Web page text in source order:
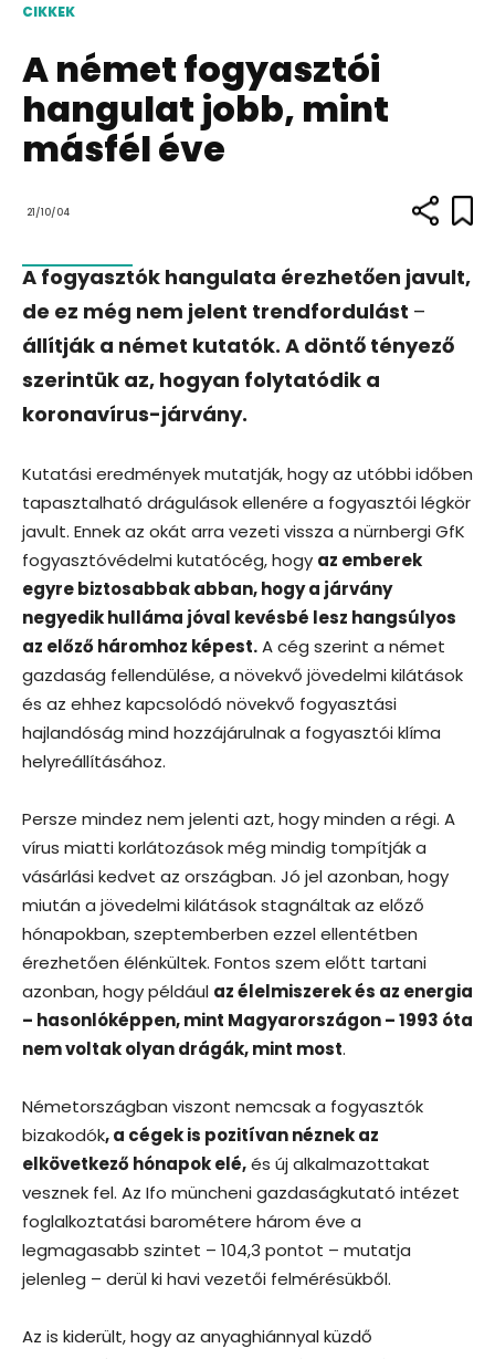
CIKKEK
A német fogyasztói
hangulat jobb, mint
másfél éve
21/10/04
A fogyasztók hangulata érezhetően javult,
de ez még nem jelent trendfordulást –
állítják a német kutatók. A döntő tényező
szerintük az, hogyan folytatódik a
koronavírus-járvány.
Kutatási eredmények mutatják, hogy az utóbbi időben
tapasztalható drágulások ellenére a fogyasztói légkör
javult. Ennek az okát arra vezeti vissza a nürnbergi GfK
fogyasztóvédelmi kutatócég, hogy az emberek
egyre biztosabbak abban, hogy a járvány
negyedik hulláma jóval kevésbé lesz hangsúlyos
az előző háromhoz képest.A cég szerint a német
gazdaság fellendülése, a növekvő jövedelmi kilátások
és az ehhez kapcsolódó növekvő fogyasztási
hajlandóság mind hozzájárulnak a fogyasztói klíma
helyreállításához.
Persze mindez nem jelenti azt, hogy minden a régi. A
vírus miatti korlátozások még mindig tompítják a
vásárlási kedvet az országban. Jó jel azonban, hogy
miután a jövedelmi kilátások stagnáltak az előző
hónapokban, szeptemberben ezzel ellentétben
érezhetően élénkültek. Fontos szem előtt tartani
azonban, hogy például az élelmiszerek és az energia
– hasonlóképpen, mint Magyarországon – 1993 óta
nem voltak olyan drágák, mint most.
Németországban viszont nemcsak a fogyasztók
bizakodók, a cégek is pozitívan néznek az
elkövetkező hónapok elé,és új alkalmazottakat
vesznek fel. Az Ifo müncheni gazdaságkutató intézet
foglalkoztatási barométere három éve a
legmagasabb szintet – 104,3 pontot – mutatja
jelenleg – derül ki havi vezetői felmérésükből.
Az is kiderült, hogy az anyaghiánnyal küzdő